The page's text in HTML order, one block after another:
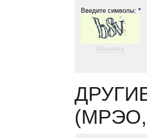
Введите символы: *
Обновить